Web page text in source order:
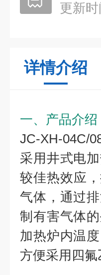
更新时
详情介绍
一、产品介绍
JC-XH-04C/
采用井式电
较佳热效应
气体，通过
制有害气体的
加热炉内温
方便采用四